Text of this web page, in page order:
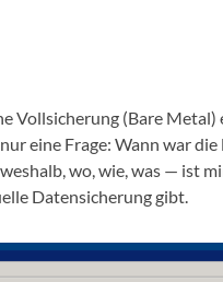
Vollsicherung (Bare
eine Frage: Wann war
wo, wie, was — ist
Datensicherung gibt.